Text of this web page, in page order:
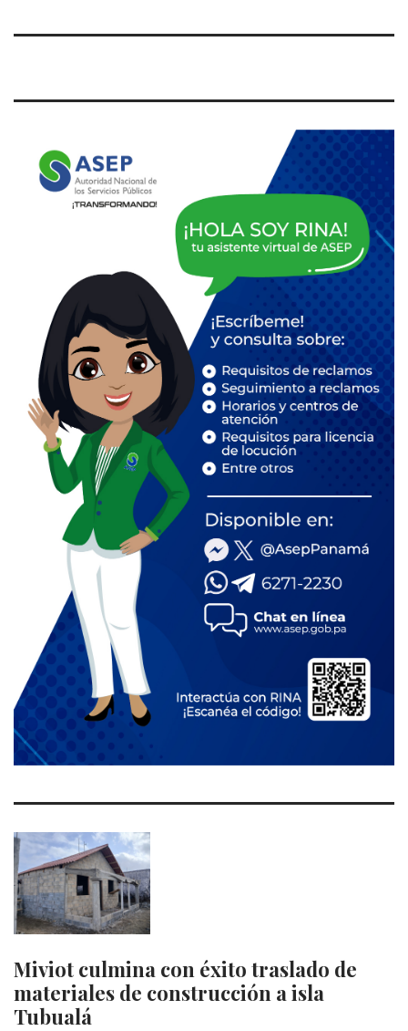
Miviot culmina con éxito traslado de
materiales de construcción a isla
Tubualá